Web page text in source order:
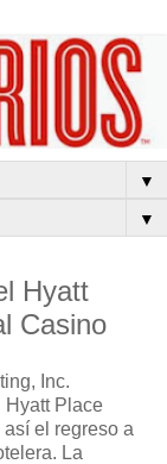
▼
▼
Hyatt
Casino
Inc.
Hyatt Place
el regreso a
La